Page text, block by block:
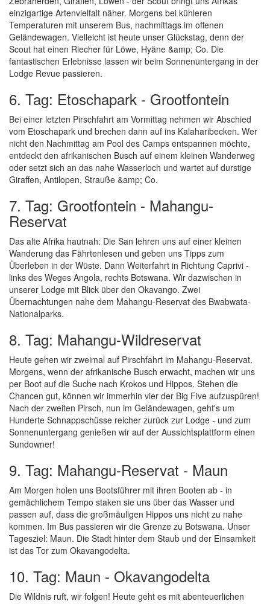
einzigartige Artenvielfalt näher. Morgens bei kühleren
Temperaturen mit unserem Bus, nachmittags im offenen
Geländewagen. Vielleicht ist heute unser Glückstag, denn der
Scout hat einen Riecher für Löwe, Hyäne &amp; Co. Die
fantastischen Erlebnisse lassen wir beim Sonnenuntergang in der
Lodge Revue passieren.
6. Tag: Etoschapark - Grootfontein
Bei einer letzten Pirschfahrt am Vormittag nehmen wir Abschied
vom Etoschapark und brechen dann auf ins Kalaharibecken. Wer
nicht den Nachmittag am Pool des Camps entspannen möchte,
entdeckt den afrikanischen Busch auf einem kleinen Wanderweg
oder setzt sich an das nahe Wasserloch und wartet auf durstige
Giraffen, Antilopen, Strauße &amp; Co.
7. Tag: Grootfontein - Mahangu-
Reservat
Das alte Afrika hautnah: Die San lehren uns auf einer kleinen
Wanderung das Fährtenlesen und geben uns Tipps zum
Überleben in der Wüste. Dann Weiterfahrt in Richtung Caprivi -
links des Weges Angola, rechts Botswana. Wir dazwischen in
unserer Lodge mit Blick über den Okavango. Zwei
Übernachtungen nahe dem Mahangu-Reservat des Bwabwata-
Nationalparks.
8. Tag: Mahangu-Wildreservat
Heute gehen wir zweimal auf Pirschfahrt im Mahangu-Reservat.
Morgens, wenn der afrikanische Busch erwacht, machen wir uns
per Boot auf die Suche nach Krokos und Hippos. Stehen die
Chancen gut, können wir immerhin vier der Big Five aufzuspüren!
Nach der zweiten Pirsch, nun im Geländewagen, geht's um
Hunderte Schnappschüsse reicher zurück zur Lodge - und zum
Sonnenuntergang genießen wir auf der Aussichtsplattform einen
Sundowner!
9. Tag: Mahangu-Reservat - Maun
Am Morgen holen uns Bootsführer mit ihren Booten ab - in
gemächlichem Tempo staken sie uns über das Wasser und
passen auf, dass die großmäuligen Hippos uns nicht zu nahe
kommen. Im Bus passieren wir die Grenze zu Botswana. Unser
Tagesziel: Maun. Die Stadt hinter dem Staub und der Einsamkeit
ist das Tor zum Okavangodelta.
10. Tag: Maun - Okavangodelta
Die Wildnis ruft, wir folgen! Heute geht es mit abenteuerlichen